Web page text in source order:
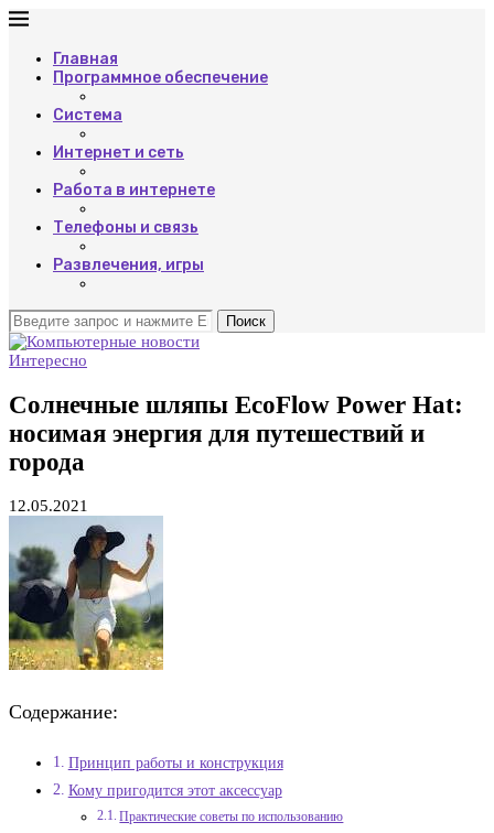
Главная
Программное обеспечение
Система
Интернет и сеть
Работа в интернете
Телефоны и связь
Развлечения, игры
Поиск
Интересно
Солнечные шляпы EcoFlow Power Hat:
носимая энергия для путешествий и
города
12.05.2021
Содержание:
Принцип работы и конструкция
Кому пригодится этот аксессуар
Практические советы по использованию